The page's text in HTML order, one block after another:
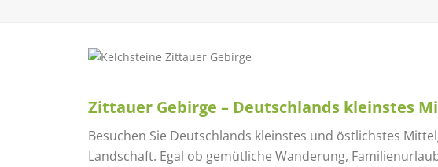
Zittauer Gebirge – Deutschlands kleinstes
Besuchen Sie Deutschlands kleinstes und östlichstes
Landschaft. Egal ob gemütliche Wanderung,